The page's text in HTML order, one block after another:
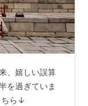
、嬉しい誤算
を過ぎていま
ちら↓